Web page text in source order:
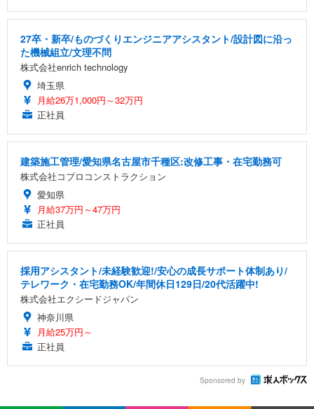
27卒・新卒/ものづくりエンジニアアシスタント/設計図に沿っ
た機械組立/文理不問
株式会社enrich technology
埼玉県
月給26万1,000円～32万円
正社員
建築施工管理/愛知県名古屋市千種区:改修工事・在宅勤務可
株式会社コプロコンストラクション
愛知県
月給37万円～47万円
正社員
採用アシスタント/未経験歓迎!/安心の成長サポート体制あり/
テレワーク・在宅勤務OK/年間休日129日/20代活躍中!
株式会社エクシードジャパン
神奈川県
月給25万円～
正社員
Sponsored by